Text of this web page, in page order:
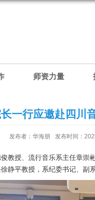
师资力量
一行应邀赴四川
发布者：华海朋 发布时间：
教授、流行音乐系主任章
静平教授，系纪委书记、副